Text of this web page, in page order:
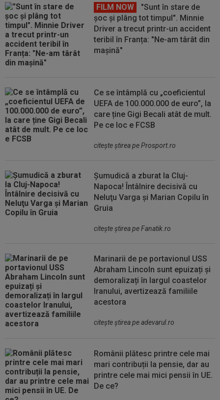
FILM NOW
"Sunt în stare de
șoc și plâng tot timpul". Minnie
Driver a trecut printr-un accident
teribil în Franța: "Ne-am târât din
mașină"
Ce se întâmplă cu „coeficientul
UEFA de 100.000.000 de euro”, la
care ține Gigi Becali atât de mult.
Pe ce loc e FCSB
citeşte ştirea pe Prosport.ro
Șumudică a zburat la Cluj-
Napoca! Întâlnire decisivă cu
Neluţu Varga şi Marian Copilu în
Gruia
citeşte ştirea pe Fanatik.ro
Marinarii de pe portavionul USS
Abraham Lincoln sunt epuizați și
demoralizați în largul coastelor
Iranului, avertizează familiile
acestora
citeşte ştirea pe adevarul.ro
Românii plătesc printre cele mai
mari contribuții la pensie, dar au
printre cele mai mici pensii în UE.
De ce?